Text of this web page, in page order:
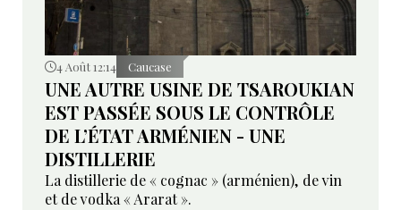
4 Août 12:14 Caucase
UNE AUTRE USINE DE TSAROUKIAN
EST PASSÉE SOUS LE CONTRÔLE
DE L’ÉTAT ARMÉNIEN - UNE
DISTILLERIE
La distillerie de « cognac » (arménien), de vin
et de vodka « Ararat ».